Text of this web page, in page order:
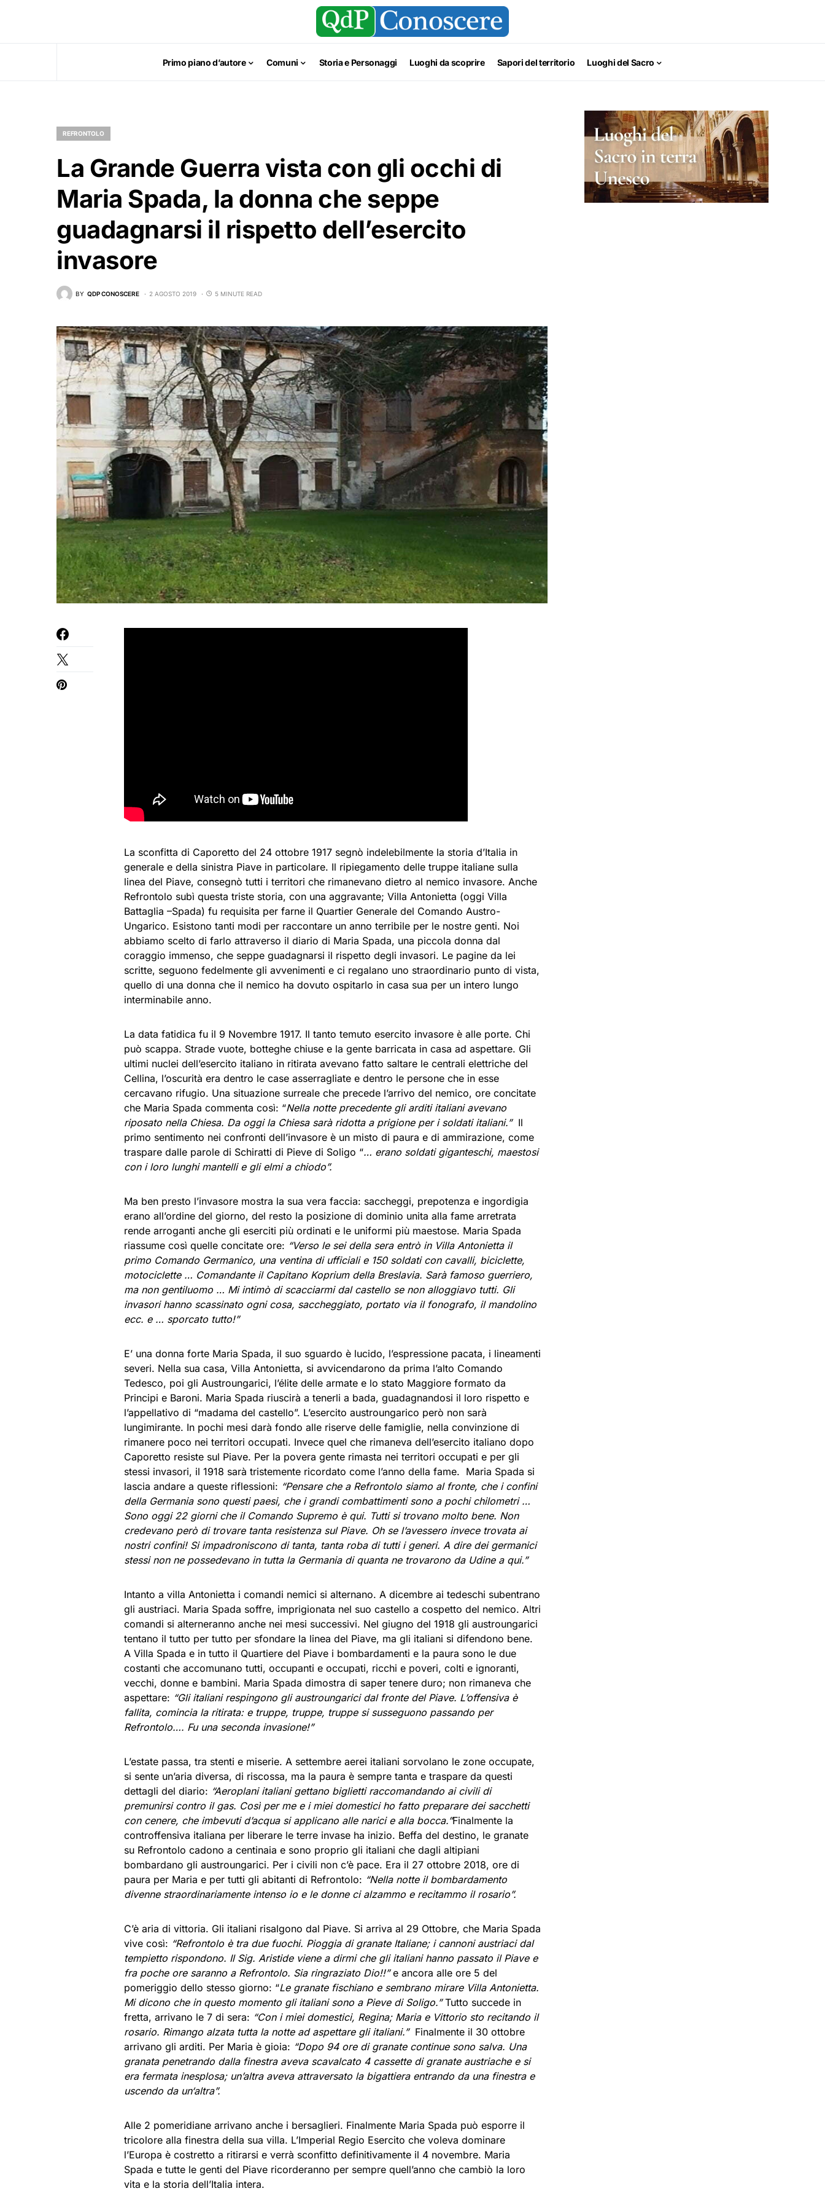
Primo piano d’autore Comuni Storia e Personaggi Luoghi da scoprire Sapori del territorio Luoghi del Sacro
REFRONTOLO
La Grande Guerra vista con gli occhi di
Maria Spada, la donna che seppe
guadagnarsi il rispetto dell’esercito
invasore
BY QDP CONOSCERE 2 AGOSTO 2019 5 MINUTE READ
La sconfitta di Caporetto del 24 ottobre 1917 segnò indelebilmente la storia d’Italia in
generale e della sinistra Piave in particolare. Il ripiegamento delle truppe italiane sulla
linea del Piave, consegnò tutti i territori che rimanevano dietro al nemico invasore. Anche
Refrontolo subì questa triste storia, con una aggravante; Villa Antonietta (oggi Villa
Battaglia –Spada) fu requisita per farne il Quartier Generale del Comando Austro-
Ungarico. Esistono tanti modi per raccontare un anno terribile per le nostre genti. Noi
abbiamo scelto di farlo attraverso il diario di Maria Spada, una piccola donna dal
coraggio immenso, che seppe guadagnarsi il rispetto degli invasori. Le pagine da lei
scritte, seguono fedelmente gli avvenimenti e ci regalano uno straordinario punto di vista,
quello di una donna che il nemico ha dovuto ospitarlo in casa sua per un intero lungo
interminabile anno.
La data fatidica fu il 9 Novembre 1917. Il tanto temuto esercito invasore è alle porte. Chi
può scappa. Strade vuote, botteghe chiuse e la gente barricata in casa ad aspettare. Gli
ultimi nuclei dell’esercito italiano in ritirata avevano fatto saltare le centrali elettriche del
Cellina, l’oscurità era dentro le case asserragliate e dentro le persone che in esse
cercavano rifugio. Una situazione surreale che precede l’arrivo del nemico, ore concitate
che Maria Spada commenta così: “Nella notte precedente gli arditi italiani avevano
riposato nella Chiesa. Da oggi la Chiesa sarà ridotta a prigione per i soldati italiani.” Il
primo sentimento nei confronti dell’invasore è un misto di paura e di ammirazione, come
traspare dalle parole di Schiratti di Pieve di Soligo “… erano soldati giganteschi, maestosi
con i loro lunghi mantelli e gli elmi a chiodo”.
Ma ben presto l’invasore mostra la sua vera faccia: saccheggi, prepotenza e ingordigia
erano all’ordine del giorno, del resto la posizione di dominio unita alla fame arretrata
rende arroganti anche gli eserciti più ordinati e le uniformi più maestose. Maria Spada
riassume così quelle concitate ore: “Verso le sei della sera entrò in Villa Antonietta il
primo Comando Germanico, una ventina di ufficiali e 150 soldati con cavalli, biciclette,
motociclette … Comandante il Capitano Koprium della Breslavia. Sarà famoso guerriero,
ma non gentiluomo … Mi intimò di scacciarmi dal castello se non alloggiavo tutti. Gli
invasori hanno scassinato ogni cosa, saccheggiato, portato via il fonografo, il mandolino
ecc. e … sporcato tutto!”
E’ una donna forte Maria Spada, il suo sguardo è lucido, l’espressione pacata, i lineamenti
severi. Nella sua casa, Villa Antonietta, si avvicendarono da prima l’alto Comando
Tedesco, poi gli Austroungarici, l’élite delle armate e lo stato Maggiore formato da
Principi e Baroni. Maria Spada riuscirà a tenerli a bada, guadagnandosi il loro rispetto e
l’appellativo di “madama del castello”. L’esercito austroungarico però non sarà
lungimirante. In pochi mesi darà fondo alle riserve delle famiglie, nella convinzione di
rimanere poco nei territori occupati. Invece quel che rimaneva dell’esercito italiano dopo
Caporetto resiste sul Piave. Per la povera gente rimasta nei territori occupati e per gli
stessi invasori, il 1918 sarà tristemente ricordato come l’anno della fame. Maria Spada si
lascia andare a queste riflessioni: “Pensare che a Refrontolo siamo al fronte, che i confini
della Germania sono questi paesi, che i grandi combattimenti sono a pochi chilometri …
Sono oggi 22 giorni che il Comando Supremo è qui. Tutti si trovano molto bene. Non
credevano però di trovare tanta resistenza sul Piave. Oh se l’avessero invece trovata ai
nostri confini! Si impadroniscono di tanta, tanta roba di tutti i generi. A dire dei germanici
stessi non ne possedevano in tutta la Germania di quanta ne trovarono da Udine a qui.”
Intanto a villa Antonietta i comandi nemici si alternano. A dicembre ai tedeschi subentrano
gli austriaci. Maria Spada soffre, imprigionata nel suo castello a cospetto del nemico. Altri
comandi si alterneranno anche nei mesi successivi. Nel giugno del 1918 gli austroungarici
tentano il tutto per tutto per sfondare la linea del Piave, ma gli italiani si difendono bene.
A Villa Spada e in tutto il Quartiere del Piave i bombardamenti e la paura sono le due
costanti che accomunano tutti, occupanti e occupati, ricchi e poveri, colti e ignoranti,
vecchi, donne e bambini. Maria Spada dimostra di saper tenere duro; non rimaneva che
aspettare: “Gli italiani respingono gli austroungarici dal fronte del Piave. L’offensiva è
fallita, comincia la ritirata: e truppe, truppe, truppe si susseguono passando per
Refrontolo…. Fu una seconda invasione!”
L’estate passa, tra stenti e miserie. A settembre aerei italiani sorvolano le zone occupate,
si sente un’aria diversa, di riscossa, ma la paura è sempre tanta e traspare da questi
dettagli del diario: “Aeroplani italiani gettano biglietti raccomandando ai civili di
premunirsi contro il gas. Così per me e i miei domestici ho fatto preparare dei sacchetti
con cenere, che imbevuti d’acqua si applicano alle narici e alla bocca.”Finalmente la
controffensiva italiana per liberare le terre invase ha inizio. Beffa del destino, le granate
su Refrontolo cadono a centinaia e sono proprio gli italiani che dagli altipiani
bombardano gli austroungarici. Per i civili non c’è pace. Era il 27 ottobre 2018, ore di
paura per Maria e per tutti gli abitanti di Refrontolo: “Nella notte il bombardamento
divenne straordinariamente intenso io e le donne ci alzammo e recitammo il rosario”.
C’è aria di vittoria. Gli italiani risalgono dal Piave. Si arriva al 29 Ottobre, che Maria Spada
vive così: “Refrontolo è tra due fuochi. Pioggia di granate Italiane; i cannoni austriaci dal
tempietto rispondono. Il Sig. Aristide viene a dirmi che gli italiani hanno passato il Piave e
fra poche ore saranno a Refrontolo. Sia ringraziato Dio!!”e ancora alle ore 5 del
pomeriggio dello stesso giorno: “Le granate fischiano e sembrano mirare Villa Antonietta.
Mi dicono che in questo momento gli italiani sono a Pieve di Soligo.”Tutto succede in
fretta, arrivano le 7 di sera: “Con i miei domestici, Regina; Maria e Vittorio sto recitando il
rosario. Rimango alzata tutta la notte ad aspettare gli italiani.”Finalmente il 30 ottobre
arrivano gli arditi. Per Maria è gioia: “Dopo 94 ore di granate continue sono salva. Una
granata penetrando dalla finestra aveva scavalcato 4 cassette di granate austriache e si
era fermata inesplosa; un’altra aveva attraversato la bigattiera entrando da una finestra e
uscendo da un‘altra”.
Alle 2 pomeridiane arrivano anche i bersaglieri. Finalmente Maria Spada può esporre il
tricolore alla finestra della sua villa. L’Imperial Regio Esercito che voleva dominare
l’Europa è costretto a ritirarsi e verrà sconfitto definitivamente il 4 novembre. Maria
Spada e tutte le genti del Piave ricorderanno per sempre quell’anno che cambiò la loro
vita e la storia dell’Italia intera.